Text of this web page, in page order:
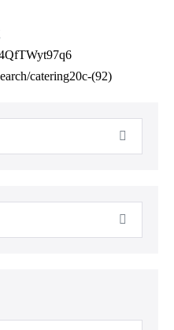
catering20c-(92)